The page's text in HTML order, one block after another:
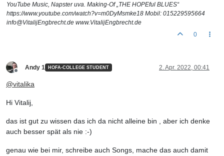
YouTube Music, Napster uva. Making-Of „THE HOPEful BLUES“
https://www.youtube.com/watch?v=m0DyMsmke18 Mobil: 015229595664
info@VitalijEngbrecht.de www.VitalijEngbrecht.de
0
Andy 1 HOFA-COLLEGE STUDENT 2. Apr. 2022, 00:41
@vitalika
Hi Vitalij,
das ist gut zu wissen das ich da nicht alleine bin , aber ich denke
auch besser spät als nie :-)
genau wie bei mir, schreibe auch Songs, mache das auch damit